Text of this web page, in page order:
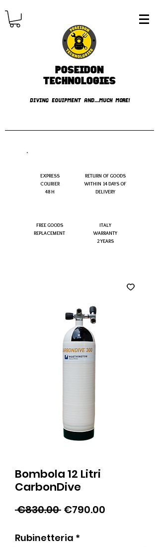
Poseidon
TECHNOLOGIES
DIVING EQUIPMENT AND...MUCH MORE!
EXPRESS
COURIER
48 H
FREE GOODS
REPLACEMENT
RETURN OF GOODS
WITHIN 14 DAYS OF
DELIVERY
ITALY
WARRANTY
2 YEARS
Bombola 12 Litri
CarbonDive
€830.00 Regular
€790.00
Rubinetteria *